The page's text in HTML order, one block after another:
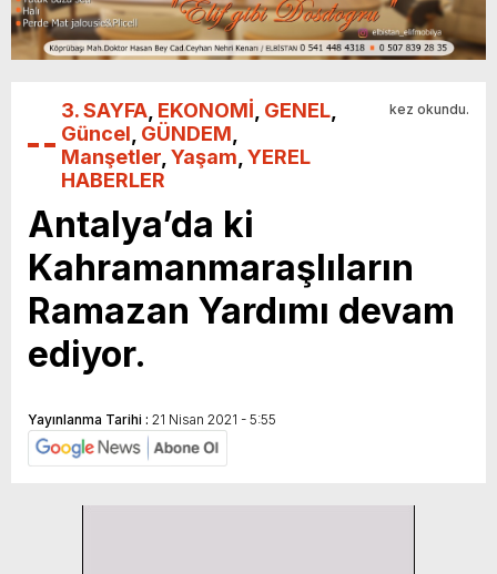
3. SAYFA EKONOMİ GENEL
Güncel GÜNDEM
Manşetler Yaşam YEREL
HABERLER
kez okundu.
Antalya’da ki
Kahramanmaraşlıların
Ramazan Yardımı devam
ediyor.
Yayınlanma Tarihi : 21 Nisan 2021 - 5:55